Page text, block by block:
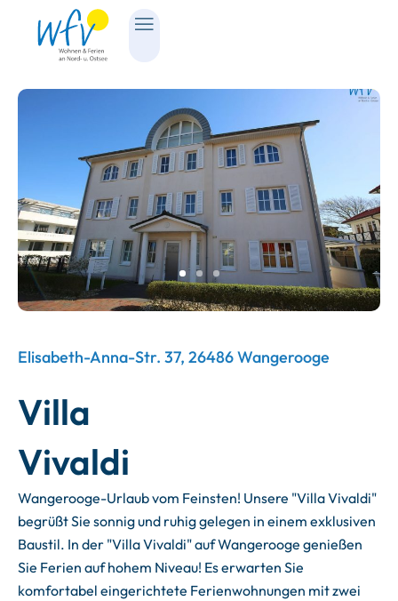
Elisabeth-Anna-Str. 37, 26486 Wangerooge
Villa
Vivaldi
Wangerooge-Urlaub vom Feinsten! Unsere "Villa Vivaldi"
begrüßt Sie sonnig und ruhig gelegen in einem exklusiven
Baustil. In der "Villa Vivaldi" auf Wangerooge genießen
Sie Ferien auf hohem Niveau! Es erwarten Sie
komfortabel eingerichtete Ferienwohnungen mit zwei